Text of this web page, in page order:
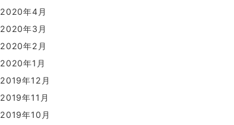
2020年4月
2020年3月
2020年2月
2020年1月
2019年12月
2019年11月
2019年10月